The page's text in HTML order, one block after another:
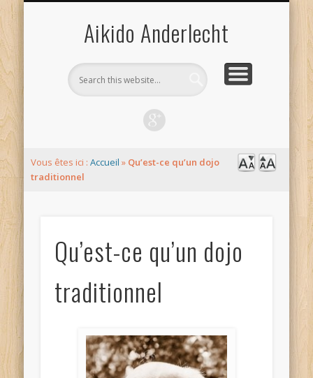
Aikido Anderlecht
Vous êtes ici : Accueil » Qu’est-ce qu’un dojo
traditionnel
Qu’est-ce qu’un dojo
traditionnel